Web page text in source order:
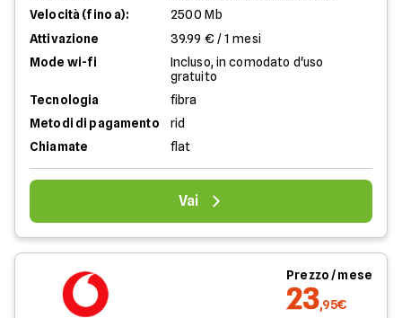
Velocità (fino a):
2500 Mb
Attivazione
39.99 € / 1 mesi
Mode wi-fi
Incluso, in comodato d'uso
gratuito
Tecnologia
fibra
Metodi di pagamento
rid
Chiamate
flat
Vai
Prezzo / mese
23,95€